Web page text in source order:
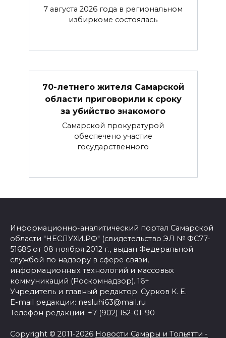
7 августа 2026 года в региональном
избиркоме состоялась
70-летнего жителя Самарской
области приговорили к сроку
за убийство знакомого
Самарской прокуратурой
обеспечено участие
государственного
Информационно-аналитический портал Самарской
области "НЕСЛУХИ.РФ" (свидетельство ЭЛ № ФС77-
51685 от 08 ноября 2012 г., выдан Федеральной
службой по надзору в сфере связи,
информационных технологий и массовых
коммуникаций (Роскомнадзор). 16+
Учредитель и главный редактор: Сурков К. Е.
E-mail редакции: nesluhi63@mail.ru
Телефон редакции: +7 (902) 152-01-90
Copyright © 2011-2026 Новости Самары и Тольятти -